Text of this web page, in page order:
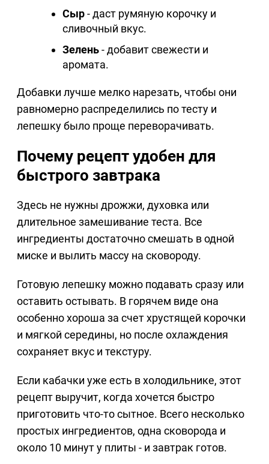
Сыр- даст румяную корочку и
сливочный вкус.
Зелень- добавит свежести и
аромата.
Добавки лучше мелко нарезать, чтобы они
равномерно распределились по тесту и
лепешку было проще переворачивать.
Почему рецепт удобен для
быстрого завтрака
Здесь не нужны дрожжи, духовка или
длительное замешивание теста. Все
ингредиенты достаточно смешать в одной
миске и вылить массу на сковороду.
Готовую лепешку можно подавать сразу или
оставить остывать. В горячем виде она
особенно хороша за счет хрустящей корочки
и мягкой середины, но после охлаждения
сохраняет вкус и текстуру.
Если кабачки уже есть в холодильнике, этот
рецепт выручит, когда хочется быстро
приготовить что-то сытное. Всего несколько
простых ингредиентов, одна сковорода и
около 10 минут у плиты - и завтрак готов.